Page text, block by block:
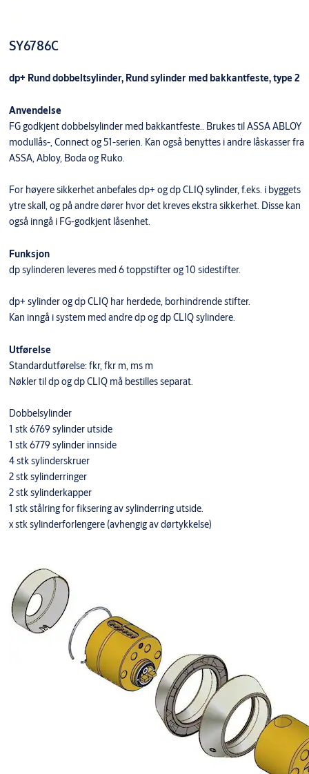
SY6786C
dp+ Rund dobbeltsylinder, Rund sylinder med bakkantfeste, type 2
Anvendelse
FG godkjent dobbelsylinder med bakkantfeste.. Brukes til ASSA ABLOY
modullås-, Connect og 51-serien. Kan også benyttes i andre låskasser fra
ASSA, Abloy, Boda og Ruko.
For høyere sikkerhet anbefales dp+ og dp CLIQ sylinder, f.eks. i byggets
ytre skall, og på andre dører hvor det kreves ekstra sikkerhet. Disse kan
også inngå i FG-godkjent låsenhet.
Funksjon
dp sylinderen leveres med 6 toppstifter og 10 sidestifter.
dp+ sylinder og dp CLIQ har herdede, borhindrende stifter.
Kan inngå i system med andre dp og dp CLIQ sylindere.
Utførelse
Standardutførelse: fkr, fkr m, ms m
Nøkler til dp og dp CLIQ må bestilles separat.
Dobbelsylinder
1 stk 6769 sylinder utside
1 stk 6779 sylinder innside
4 stk sylinderskruer
2 stk sylinderringer
2 stk sylinderkapper
1 stk stålring for fiksering av sylinderring utside.
x stk sylinderforlengere (avhengig av dørtykkelse)